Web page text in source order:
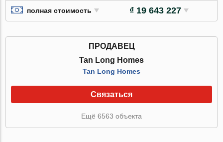
полная стоимость ₫ 19 643 227
ПРОДАВЕЦ
Tan Long Homes
Tan Long Homes
Связаться
Ещё 6563 объекта